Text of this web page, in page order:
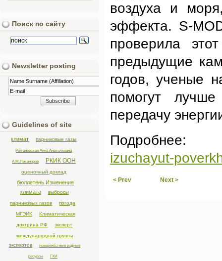
воздуха и
эффекта. S-
проверила
предыдущие
годов, ученые
помогут лучше
передачу
izuchayut-
< Prev Next >
Поиск по сайту
Newsletter posting
Guidelines of site
климат парниковые газы
Романовская Анна Анатольевна
А.М.Никаноров РКИК ООН
оценочный доклад
бюллетень Изменение
климата
выбросы
парниковых газов
погода
МГЭИК
Климатическая
доктрина РФ
эксперт
международной группы
экспертов
поверхностные водные
ресурсы ГХИ